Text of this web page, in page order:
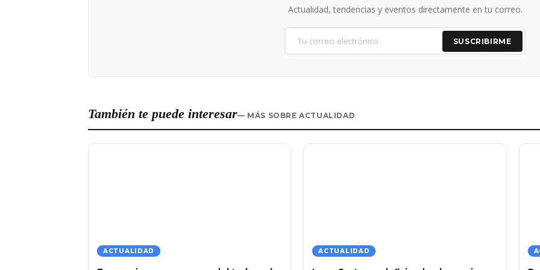
Actualidad, tendencias y eventos directamente en tu correo.
SUSCRIBIRME
También te puede interesar— MÁS SOBRE ACTUALIDAD
ACTUALIDAD ACTUALIDAD